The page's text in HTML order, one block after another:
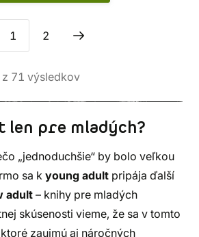
1 2
z 71 výsledkov
len pre mladých?
„jednoduchšie“ by bolo veľkou
sa k young adult pripája ďalší
adult– knihy pre mladých
skúsenosti vieme, že sa v tomto
zaujmú aj náročných